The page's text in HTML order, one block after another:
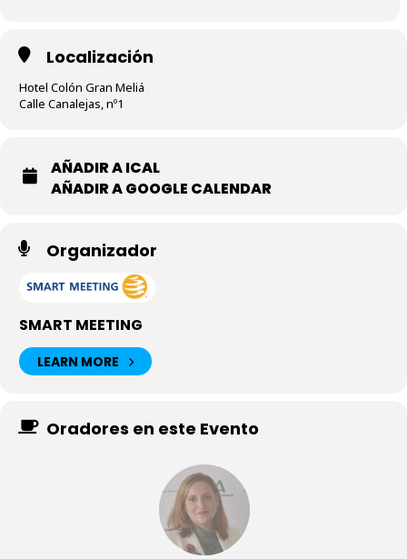
Localización
Hotel Colón Gran Meliá
Calle Canalejas, nº1
AÑADIR A ICAL
AÑADIR A GOOGLE CALENDAR
Organizador
SMART MEETING
LEARN MORE
Oradores en este Evento